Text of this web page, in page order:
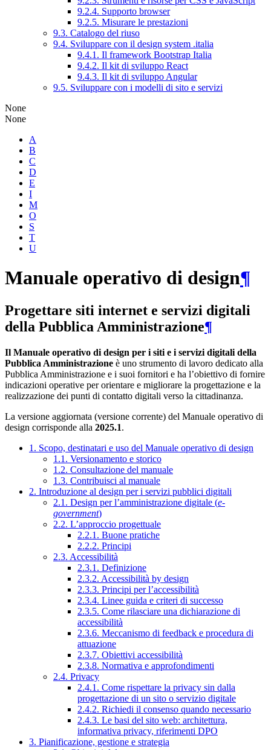
9.2.4. Supporto browser
9.2.5. Misurare le prestazioni
9.3. Catalogo del riuso
9.4. Sviluppare con il design system .italia
9.4.1. Il framework Bootstrap Italia
9.4.2. Il kit di sviluppo React
9.4.3. Il kit di sviluppo Angular
9.5. Sviluppare con i modelli di sito e servizi
None
None
A
B
C
D
E
I
M
O
S
T
U
Manuale operativo di design¶
Progettare siti internet e servizi digitali
della Pubblica Amministrazione¶
Il Manuale operativo di design per i siti e i servizi digitali della
Pubblica Amministrazione è uno strumento di lavoro dedicato alla
Pubblica Amministrazione e i suoi fornitori e ha l’obiettivo di fornire
indicazioni operative per orientare e migliorare la progettazione e la
realizzazione dei punti di contatto digitali verso la cittadinanza.
La versione aggiornata (versione corrente) del Manuale operativo di
design corrisponde alla 2025.1.
1. Scopo, destinatari e uso del Manuale operativo di design
1.1. Versionamento e storico
1.2. Consultazione del manuale
1.3. Contribuisci al manuale
2. Introduzione al design per i servizi pubblici digitali
2.1. Design per l’amministrazione digitale (e-
government)
2.2. L’approccio progettuale
2.2.1. Buone pratiche
2.2.2. Principi
2.3. Accessibilità
2.3.1. Definizione
2.3.2. Accessibilità by design
2.3.3. Principi per l’accessibilità
2.3.4. Linee guida e criteri di successo
2.3.5. Come rilasciare una dichiarazione di
accessibilità
2.3.6. Meccanismo di feedback e procedura di
attuazione
2.3.7. Obiettivi accessibilità
2.3.8. Normativa e approfondimenti
2.4. Privacy
2.4.1. Come rispettare la privacy sin dalla
progettazione di un sito o servizio digitale
2.4.2. Richiedi il consenso quando necessario
2.4.3. Le basi del sito web: architettura,
informativa privacy, riferimenti DPO
3. Pianificazione, gestione e strategia